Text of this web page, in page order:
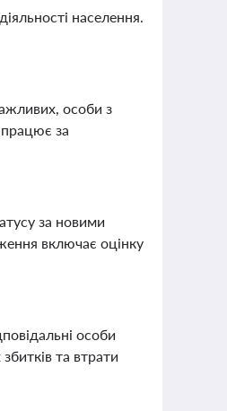
населення.
особи з
за
за новими
включає оцінку
особи
та втрати